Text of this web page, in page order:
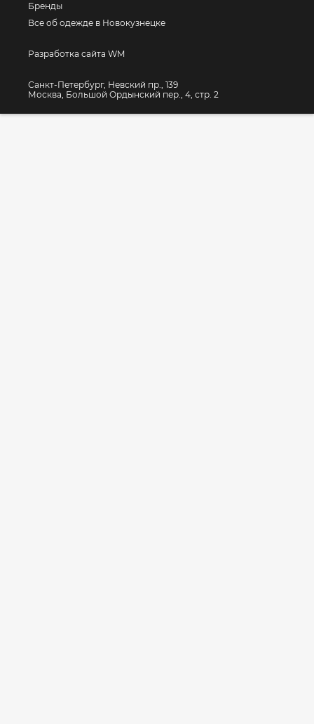
Бренды
Все об одежде в Новокузнецке
Разработка сайта WM
Санкт-Петербург, Невский пр., 139
Москва, Большой Ордынский пер., 4, стр. 2